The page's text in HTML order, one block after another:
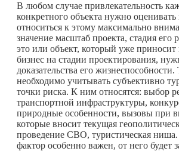
В любом случае привлекательность
конкретного объекта нужно
относиться к этому максимально
значение масштаб проекта, стадия его
это или объект, который уже
бизнес на стадии проектирования,
доказательства его
необходимо учитывать субъективно
точки риска. К ним относятся: выбор
транспортной инфраструктуры,
природные особенности, вызовы при
которые вносит текущая
проведение СВО, туристическая
фактор особенно важен, от него будет